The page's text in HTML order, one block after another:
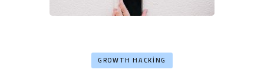
GROWTH HACKING